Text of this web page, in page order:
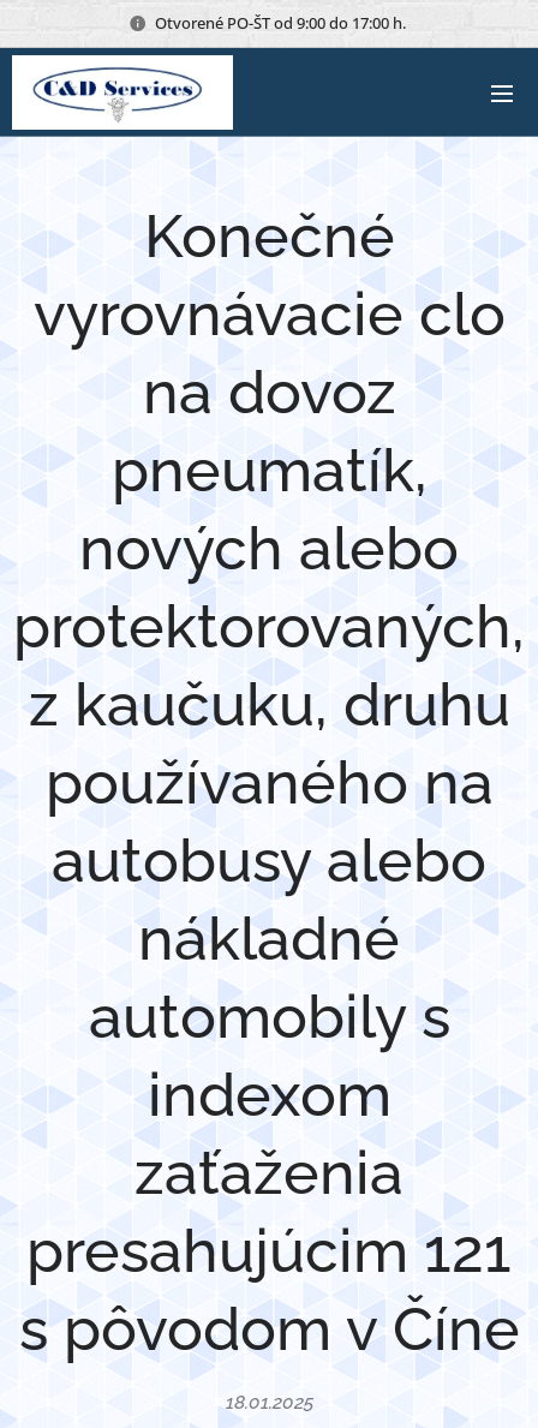
Otvorené PO-ŠT od 9:00 do 17:00 h.
Konečné
vyrovnávacie clo
na dovoz
pneumatík,
nových alebo
protektorovaných,
z kaučuku, druhu
používaného na
autobusy alebo
nákladné
automobily s
indexom
zaťaženia
presahujúcim 121
s pôvodom v Číne
18.01.2025